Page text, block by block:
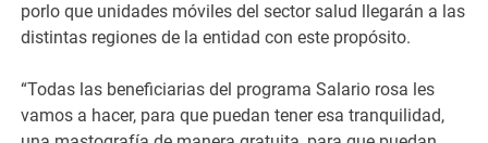
porlo que unidades móviles del sector salud llegarán a las
distintas regiones de la entidad con este propósito.
“Todas las beneficiarias del programa Salario rosa les
vamos a hacer, para que puedan tener esa tranquilidad,